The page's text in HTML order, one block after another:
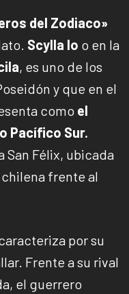
del Zodiaco»
Scylla Io o en la
, es uno de los
y que en el
como el
Pacífico Sur.
San Félix, ubicada
chilena frente al
por su
Frente a su rival
el guerrero